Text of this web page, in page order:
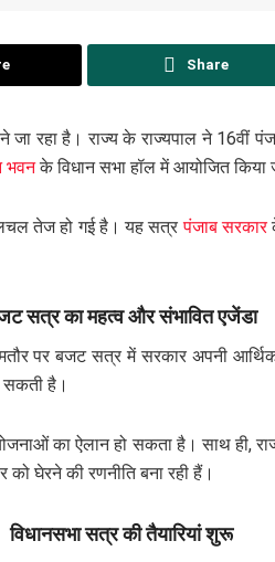
Share
जा रहा है। राज्य के राज्यपाल ने 16वीं
भवनके विधान सभा हॉल में आयोजित किया
तेज हो गई है। यह सत्रपंजाब सरकार
सत्र का महत्व और संभावित एजेंडा
पर बजट सत्र में सरकार अपनी
है।
का ऐलान हो सकता है। साथ ही,
घेरने की रणनीति बना रही हैं।
विधानसभा सत्र की तैयारियां शुरू